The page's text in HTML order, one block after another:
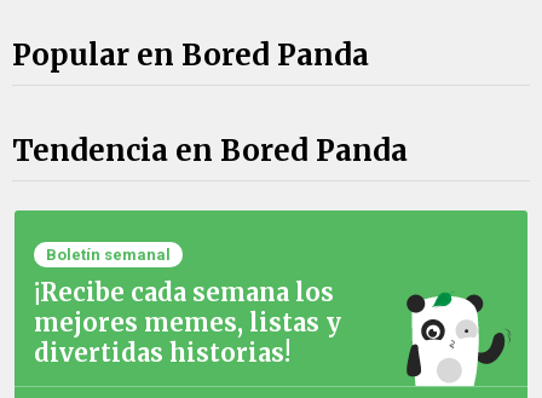
Popular en Bored Panda
Tendencia en Bored Panda
Boletín semanal
¡Recibe cada semana los
mejores memes, listas y
divertidas historias!